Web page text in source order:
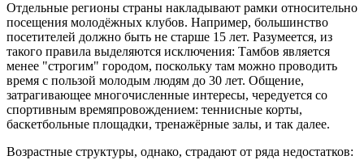
Отдельные регионы страны накладывают рамки относительно
посещения молодёжных клубов. Например, большинство
посетителей должно быть не старше 15 лет. Разумеется, из
такого правила выделяются исключения: Тамбов является
менее "строгим" городом, поскольку там можно проводить
время с пользой молодым людям до 30 лет. Общение,
затрагивающее многочисленные интересы, чередуется со
спортивным времяпровождением: теннисные корты,
баскетбольные площадки, тренажёрные залы, и так далее.
Возрастные структуры, однако, страдают от ряда недостатков: